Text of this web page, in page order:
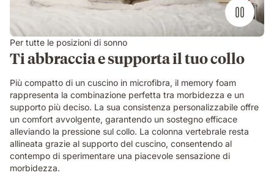
Per tutte le posizioni di sonno
Ti abbraccia e supporta il tuo collo
Più compatto di un cuscino in microfibra, il memory foam
rappresenta la combinazione perfetta tra morbidezza e un
supporto più deciso. La sua consistenza personalizzabile offre
un comfort avvolgente, garantendo un sostegno efficace
alleviando la pressione sul collo. La colonna vertebrale resta
allineata grazie al supporto del cuscino, consentendo al
contempo di sperimentare una piacevole sensazione di
morbidezza.